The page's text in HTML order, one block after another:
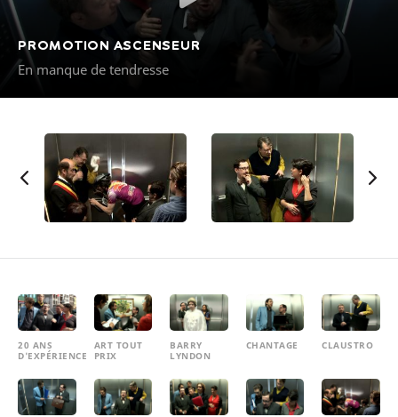
PROMOTION ASCENSEUR
En manque de tendresse
20 ANS
D'EXPÉRIENCE
ART TOUT
PRIX
BARRY
LYNDON
CHANTAGE CLAUSTRO